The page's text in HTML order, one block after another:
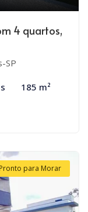
4 quartos,
SP
185 m²
Pronto para Morar